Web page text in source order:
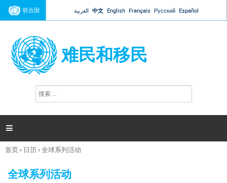
Jump to navigation
联合国 العربية 中文 English Français Русский Español
难民和移民
搜
索

你
这
首页› 日历›全球系列活动
全球系列活动